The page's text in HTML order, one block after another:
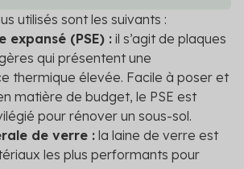
utilisés sont les suivants :
expansé (PSE) : il s’agit de plaques
qui présentent une
thermique élevée. Facile à poser et
matière de budget, le PSE est
pour rénover un sous-sol.
de verre : la laine de verre est
les plus performants pour